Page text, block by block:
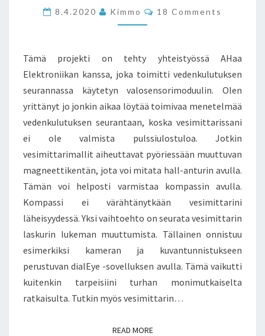
AVULLA
8.4.2020 Kimmo Comments
18 Comments
Tämä projekti on tehty yhteistyössä AHaa
Elektroniikan kanssa, joka toimitti vedenkulutuksen
seurannassa käytetyn valosensorimoduulin. Olen
yrittänyt jo jonkin aikaa löytää toimivaa menetelmää
vedenkulutuksen seurantaan, koska vesimittarissani
ei ole valmista pulssiulostuloa. Jotkin
vesimittarimallit aiheuttavat pyöriessään muuttuvan
magneettikentän, jota voi mitata hall-anturin avulla.
Tämän voi helposti varmistaa kompassin avulla.
Kompassi ei värähtänytkään vesimittarini
läheisyydessä. Yksi vaihtoehto on seurata vesimittarin
laskurin lukeman muuttumista. Tällainen onnistuu
esimerkiksi kameran ja kuvantunnistukseen
perustuvan dialEye -sovelluksen avulla. Tämä vaikutti
kuitenkin tarpeisiini turhan monimutkaiselta
ratkaisulta. Tutkin myös vesimittarin…
READ MOREREAD MORE